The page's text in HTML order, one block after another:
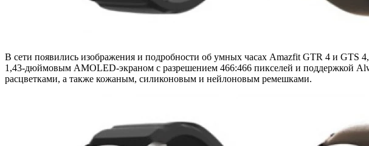
В сети появились изображения и подробности об умных часах Amazfit GTR 4 и GTS
1,43-дюймовым AMOLED-экраном с разрешением 466:466 пикселей и поддержкой
расцветками, а также кожаным, силиконовым и нейлоновым ремешками.